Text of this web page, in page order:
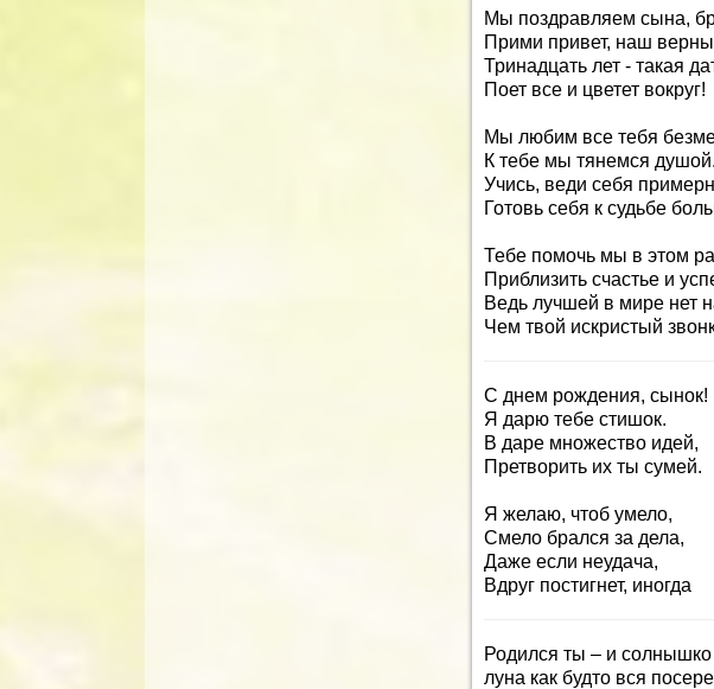
Мы поздравляем сына,
Прими привет, наш
Тринадцать лет - такая
Поет все и цветет вокруг!
Мы любим все тебя
К тебе мы тянемся душой.
Учись, веди себя
Готовь себя к судьбе
Тебе помочь мы в этом
Приблизить счастье и
Ведь лучшей в мире нет
Чем твой искристый
С днем рождения, сынок!
Я дарю тебе стишок.
В даре множество идей,
Претворить их ты сумей.
Я желаю, чтоб умело,
Смело брался за дела,
Даже если неудача,
Вдруг постигнет, иногда
Родился ты – и
луна как будто вся